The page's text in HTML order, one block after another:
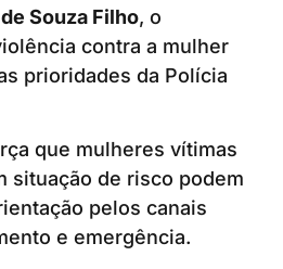
Souza Filho, o
contra a mulher
prioridades da Polícia
que mulheres vítimas
situação de risco podem
pelos canais
e emergência.